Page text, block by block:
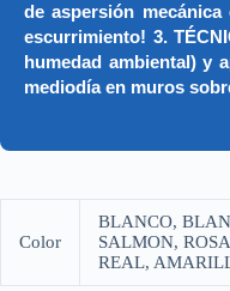
de aspersión
escurrimiento! 3.
humedad ambiental) y
mediodía en muros
Color
BLANCO,
SALMON,
REAL,